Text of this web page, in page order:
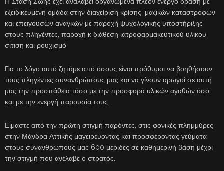
Η Στάση Ζωής έχει αναλάβει οργανωμένα πλέον ενεργό δράση με
εξειδικευμένη ομάδα στην διαχείριση κρίσης, μαζικών καταστροφών
και επειγουσών αναγκών με παροχή ψυχολογικής υποστήριξης
στους πληγέντες, παροχή κ διάθεση ιατροφαρμακευτικού υλικού,
σίτιση και ρουχισμό.
Για το λόγο αυτό ζητάμε από όσους είναι πρόθυμοι να βοηθήσουν
τους πληγέντες συνανθρώπους μας και να γίνουν αρωγοί σε αυτή
μας την προσπάθεια τόσο με την προσφορά υλικών αγαθών όσο
και με την ενεργή παρουσία τους.
Είμαστε από την πρώτη στιγμή παρόντες, στις φονικές πλημμύρες
στην Μάνδρα Αττικής μαγειρεύοντας και προσφέροντας γεύματα
στους συνανθρώπους μας 600 μερίδες σε καθημερινή βάση μέχρι
την στιγμή που ανέλαβε ο στρατός.